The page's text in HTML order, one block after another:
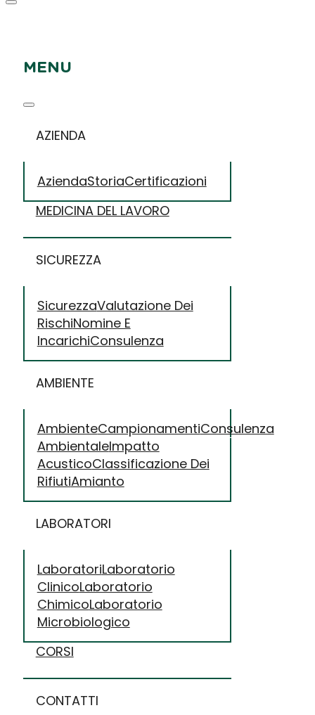
MENU
AZIENDA
AziendaStoriaCertificazioni
MEDICINA DEL LAVORO
SICUREZZA
SicurezzaValutazione Dei
RischiNomine E
IncarichiConsulenza
AMBIENTE
AmbienteCampionamentiConsulenza
AmbientaleImpatto
AcusticoClassificazione Dei
RifiutiAmianto
LABORATORI
LaboratoriLaboratorio
ClinicoLaboratorio
ChimicoLaboratorio
Microbiologico
CORSI
CONTATTI